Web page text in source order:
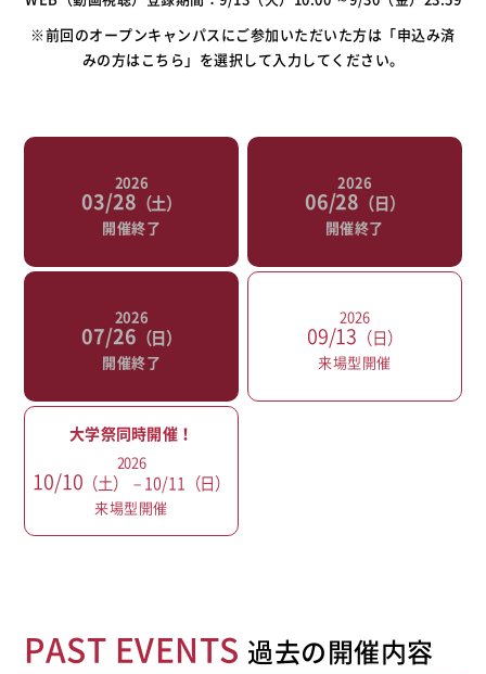
※前回のオープンキャンパスにご参加いただいた方は「申込み済
みの方はこちら」を選択して入力してください。
2026
03/28 （土）
開催終了
2026
06/28 （日）
開催終了
2026
07/26 （日）
開催終了
2026
09/13 （日）
来場型開催
大学祭同時開催！
2026
10/10 （土） − 10/11（日）
来場型開催
PAST EVENTS 過去の開催内容